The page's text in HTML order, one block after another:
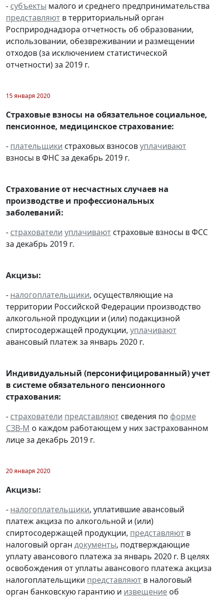
- субъекты малого и среднего предпринимательства
представляют в территориальный орган
Росприроднадзора отчетность об образовании,
использовании, обезвреживании и размещении
отходов (за исключением статистической
отчетности) за 2019 г.
15 января 2020
Страховые взносы на обязательное социальное,
пенсионное, медицинское страхование:
- плательщики страховых взносовуплачивают
взносы в ФНС за декабрь 2019 г.
Страхование от несчастных случаев на
производстве и профессиональных
заболеваний:
- страхователи уплачивают страховые взносы в ФСС
за декабрь 2019 г.
Акцизы:
- налогоплательщики, осуществляющие на
территории Российской Федерации производство
алкогольной продукции и (или) подакцизной
спиртосодержащей продукции, уплачивают
авансовый платеж за январь 2020 г.
Индивидуальный (персонифицированный) учет
в системе обязательного пенсионного
страхования:
- страхователи представляют сведения по форме
СЗВ-М о каждом работающем у них застрахованном
лице за декабрь 2019 г.
20 января 2020
Акцизы:
- налогоплательщики, уплатившие авансовый
платеж акциза по алкогольной и (или)
спиртосодержащей продукции, представляют в
налоговый орган документы, подтверждающие
уплату авансового платежа за январь 2020 г. В целях
освобождения от уплаты авансового платежа акциза
налогоплательщики представляют в налоговый
орган банковскую гарантию и извещение об